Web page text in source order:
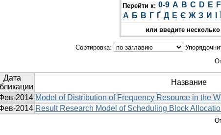
Перейти к: 0-9 A B C D E F
А Б В Г Ґ Д Е Є Ж З И
или введите
Сортировка:
Дата
Название
2014 Model of Distribution of Frequency Resource in the
2014 Result Research Model of Scheduling Block